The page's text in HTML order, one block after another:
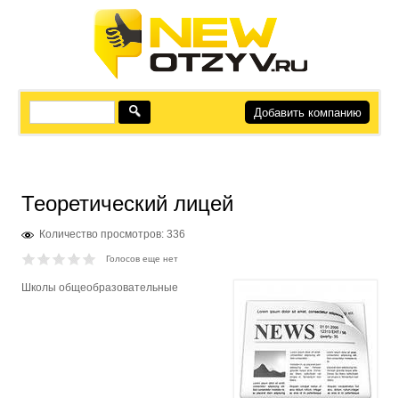
Добавить компанию
Теоретический лицей
Количество просмотров: 336
Голосов еще нет
Школы общеобразовательные